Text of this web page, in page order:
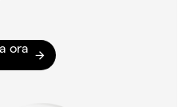
ora